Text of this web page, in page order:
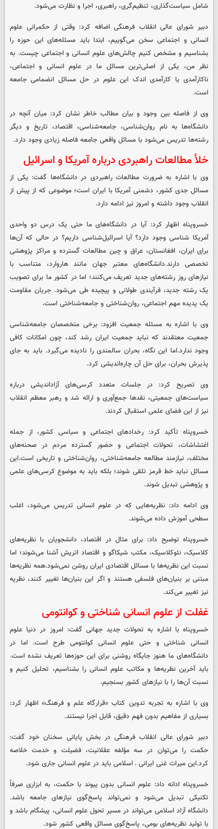
شامل سیاست‌گذاری، تنظیم‌گری، راهبری، اجرا و نظارت می‌شود.
دبیر شورای‌ عالی انقلاب فرهنگی اضافه کرد: وقتی از حکمرانی علوم
انسانی و اجتماعی سخن می‌گوییم، ابتدا باید مسئله‌های این حوزه را
بشناسیم و مشخص کنیم چالش‌های علوم انسانی و اجتماعی چیست. به
نظر من، یکی از اصلی‌ترین مسائل ما در علوم انسانی و اجتماعی،
ناکارآمدی یا کارآمدی اندک این علوم در حل مسائل انضمامی جامعه
است.
وی از فاصله بین وجود و بیان مطالب خاطر نشان کرد: میان آنچه در
دانشگاه‌ها به نام روان‌شناسی، جامعه‌شناسی، اقتصاد، تاریخ و دیگر
رشته‌ها تدریس می‌شود با مسائل واقعی جامعه فاصله زیادی وجود دارد.
خلأ مطالعات راهبردی درباره آمریکا و اسرائیل
وی با اشاره به ضرورت مطالعات راهبردی در دانشگاه‌ها گفت: یکی از
مسائل جدی کشور، دشمنی آمریکا با ایران است؛ موضوعی که از پیش از
انقلاب وجود داشته و امروز نیز ادامه دارد.
خسروپناه اظهار کرد: آیا در دانشگاه‌های ما حتی یک درس دو واحدی
آمریکا شناسی وجود دارد؟ آیا اسرائیل‌شناسی داریم؟ در حالی که آن‌ها
برای ایران، افغانستان، عراق و چین مطالعات گسترده و مراکز پژوهشی
تخصصی دارند.دانشگاه‌های معتبر جهان مانند هاروارد، متناسب با
نیازهای روز رشته‌های جدید تعریف می‌کنند؛ اما در کشور ما برای تصویب
یک رشته جدید، فرآیندی طولانی و پیچیده طی می‌شود. جریان مقاومت
یک پدیده مهم اجتماعی، روان‌شناختی و جامعه‌شناختی است.
وی با اشاره به مسئله جمعیت افزود: برخی متخصصان جامعه‌شناسی
جمعیت معتقدند که نباید جمعیت ایران رشد کند، چون امکانات کافی
وجود ندارد.اما این نگاه، بحران سالمندی را نادیده می‌گیرد. باید به جای
پذیرش بحران، برای حل آن چاره‌اندیشی کرد.
وی تصریح کرد: در جلسات متعدد کرسی‌های آزاداندیشی درباره
سیاست‌های جمعیتی، نقدها جمع‌آوری و ارائه شد و رهبر معظم انقلاب
نیز از این فضای علمی استقبال کردند.
خسروپناه تأکید کرد: رخدادهای اجتماعی و سیاسی کشور، از جمله
اغتشاشات، تحولات اجتماعی و حضور گسترده مردم در صحنه‌های
مختلف، نیازمند مطالعه جامعه‌شناختی، روان‌شناختی و تاریخی است.این
مسائل نباید خط قرمز تلقی شوند؛ بلکه باید به موضوع کرسی‌های علمی
و پژوهشی تبدیل شوند.
وی ادامه داد: نظریه‌هایی که در علوم انسانی تدریس می‌شود، اغلب
سطحی آموزش داده می‌شوند.
خسروپناه توضیح داد: برای مثال در اقتصاد، دانشجویان با نظریه‌های
کلاسیک، نئوکلاسیک، مکتب شیکاگو و اقتصاد اتریش آشنا می‌شوند؛ اما
نسبت این نظریه‌ها با مسائل اقتصادی ایران روشن نمی‌شود.همه نظریه‌ها
مبتنی بر بنیان‌های فلسفی هستند و اگر این بنیان‌ها تغییر کنند، نظریه
نیز تغییر می‌کند.
غفلت از علوم انسانی شناختی و کوانتومی
خسروپناه با اشاره به تحولات جدید جهانی گفت: امروز در دنیا علوم
انسانی شناختی و حتی علوم انسانی کوانتومی طرح است. اما در
دانشگاه‌های ما هنوز جایگاه روشنی برای این حوزه‌ها تعریف نشده است.
باید آخرین نظریه‌ها و مکاتب علوم انسانی را بشناسیم، تحلیل کنیم و
نسبت آن‌ها را با نیازهای کشور بسنجیم.
وی با اشاره به تجربه تدوین کتاب «قرارگاه علم و فرهنگ» اظهار کرد:
بسیاری از مفاهیم بدون فهم دقیق، قابل اجرا نیستند.
دبیر شورای عالی انقلاب فرهنگی در بخش پایانی سخنان خود گفت:
حکمت را می‌توان در سه مؤلفه عقلانیت، فضیلت و خدمت خلاصه
کرد.این میراث غنی ایرانی ـ اسلامی باید در علوم انسانی جاری شود.
خسروپناه ادانه داد: علوم انسانی بدون پیوند با حکمت، به ابزاری صرفاً
تکنیکی تبدیل می‌شود و نمی‌تواند پاسخ‌گوی نیازهای جامعه باشد.
دانشگاه آزاد اسلامی می‌تواند در مسیر تحول علوم انسانی، پیشگام باشد و
با تولید نظریه‌های بومی، پاسخ‌گوی مسائل واقعی کشور شود.